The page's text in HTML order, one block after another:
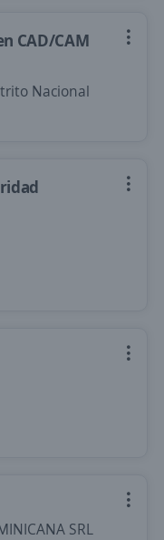
CAD/CAM
Nacional
SRL